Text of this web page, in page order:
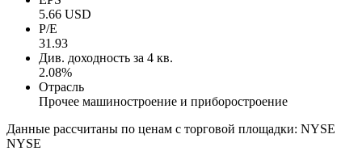
5.66 USD
P/E
31.93
Див. доходность за 4 кв.
2.08%
Отрасль
Прочее машиностроение и приборостроение
Данные рассчитаны по ценам с торговой площадки: NYSE
NYSE